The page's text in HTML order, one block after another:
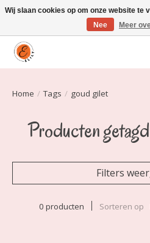
Elily is er om jou te laten stralen! Mode
Home / Tags / goud gilet
Producten
Filters
0 producten Sorteren op
Wij slaan cookies op om onze website te
Nee
Meer